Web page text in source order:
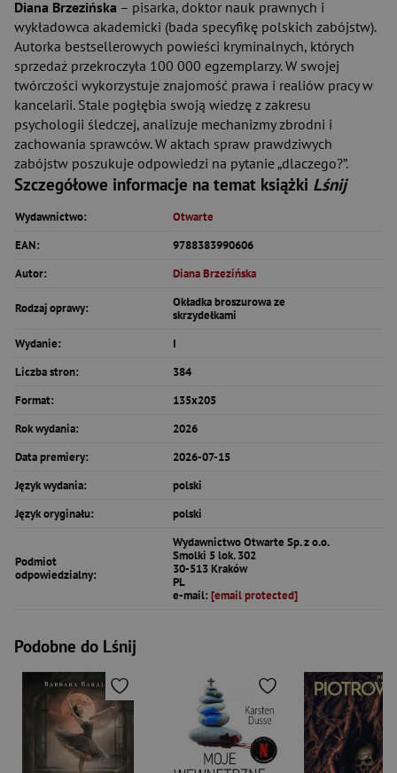
Diana Brzezińska – pisarka, doktor nauk prawnych i
wykładowca akademicki (bada specyfikę polskich zabójstw).
Autorka bestsellerowych powieści kryminalnych, których
sprzedaż przekroczyła 100 000 egzemplarzy. W swojej
twórczości wykorzystuje znajomość prawa i realiów pracy w
kancelarii. Stale pogłębia swoją wiedzę z zakresu
psychologii śledczej, analizuje mechanizmy zbrodni i
zachowania sprawców. W aktach spraw prawdziwych
zabójstw poszukuje odpowiedzi na pytanie „dlaczego?”.
Szczegółowe informacje na temat książki Lśnij
Wydawnictwo:
Otwarte
EAN:
9788383990606
Autor:
Diana Brzezińska
Rodzaj oprawy:
Okładka broszurowa ze
skrzydełkami
Wydanie:
I
Liczba stron:
384
Format:
135x205
Rok wydania:
2026
Data premiery:
2026-07-15
Język wydania:
polski
Język oryginału:
polski
Podmiot
odpowiedzialny:
Wydawnictwo Otwarte Sp. z o.o.
Smolki 5 lok. 302
30-513 Kraków
PL
e-mail: [email protected]
Podobne do Lśnij